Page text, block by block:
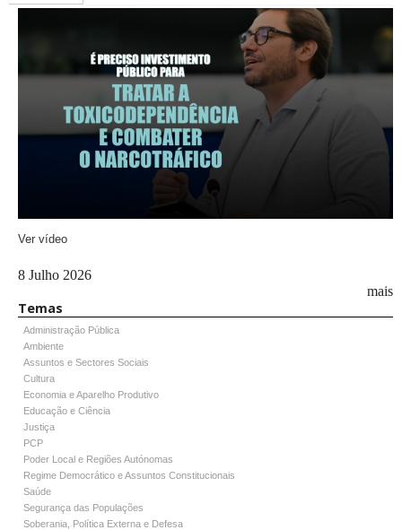
Ver vídeo
8 Julho 2026
mais
Temas
Administração Pública
Ambiente
Assuntos e Sectores Sociais
Cultura
Economia e Aparelho Produtivo
Educação e Ciência
Justiça
PCP
Poder Local e Regiões Autónomas
Regime Democrático e Assuntos Constitucionais
Saúde
Segurança das Populações
Soberania, Política Externa e Defesa